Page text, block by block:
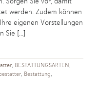
werden. Zudem können
eigenen Vorstellungen
Sie [...]
, BESTATTUNGSARTEN,
, Bestattung,